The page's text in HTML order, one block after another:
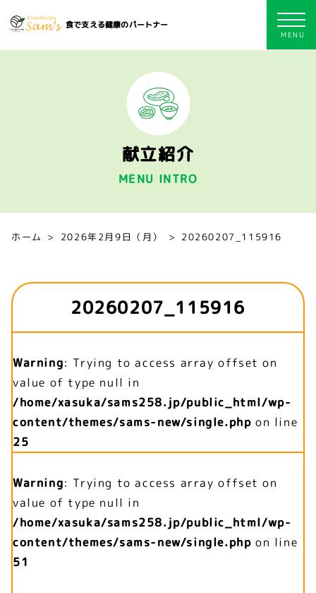
食で支える健康のパートナー
献立紹介
MENU INTRO
ホーム 2026年2月9日（月） 20260207_115916
20260207_115916
Warning: Trying to access array offset on
value of type null in
/home/xasuka/sams258.jp/public_html/wp-
content/themes/sams-new/single.php on line
25
Warning: Trying to access array offset on
value of type null in
/home/xasuka/sams258.jp/public_html/wp-
content/themes/sams-new/single.php on line
51